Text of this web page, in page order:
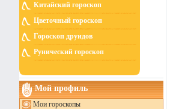
Китайский гороскоп
Цветочный гороскоп
Гороскоп друидов
Рунический гороскоп
Мой профиль
Мои гороскопы